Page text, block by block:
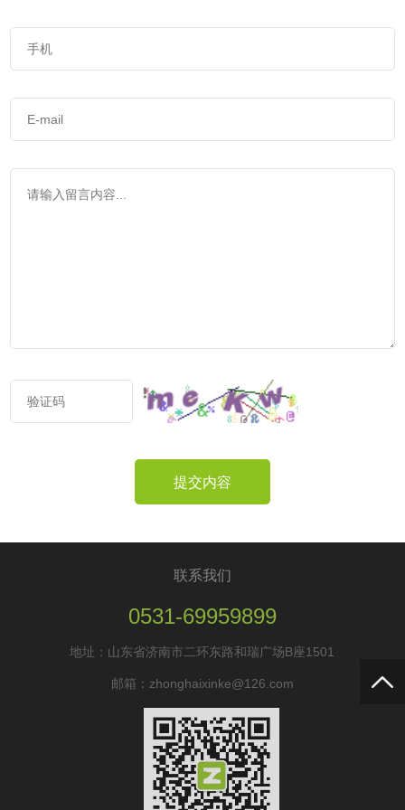
提交内容
联系我们
0531-69959899
地址：山东省济南市二环东路和瑞广场B座1501
邮箱：zhonghaixinke@126.com